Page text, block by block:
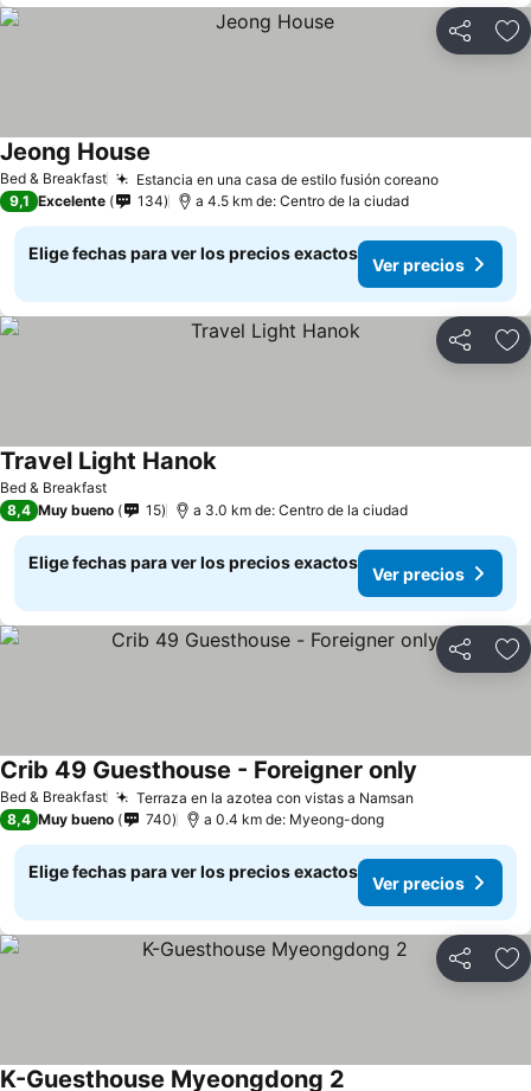
Compartir
Bed & Breakfast Estancia en una casa de estilo fusión coreanoVer
Jeong House
9,1 Excelente 134 a 4.5 km de: Centro de la ciudad
Elige fechas para ver los precios exactos
Ver precios
Compartir
Bed & Breakfast
Travel Light HanokVer precios
8,4 Muy bueno 15 a 3.0 km de: Centro de la ciudad
Elige fechas para ver los precios exactos
Ver precios
Compartir
Bed & Breakfast Terraza en la azotea con vistas a Namsan
Crib 49 Guesthouse - Foreigner only
8,4 Muy bueno 740 a 0.4 km de: Myeong-dong
Elige fechas para ver los precios exactos
Ver precios
Compartir
K-Guesthouse Myeongdong 2